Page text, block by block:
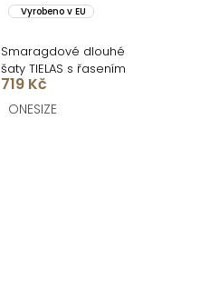
Vyrobeno v EU
Smaragdové dlouhé
šaty TIELAS s řasením
719 Kč
ONESIZE